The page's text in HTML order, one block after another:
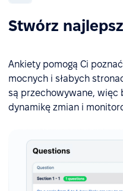
Stwórz
Ankiety pomogą Ci
mocnych i słabych
są przechowywane, więc
dynamikę zmian i